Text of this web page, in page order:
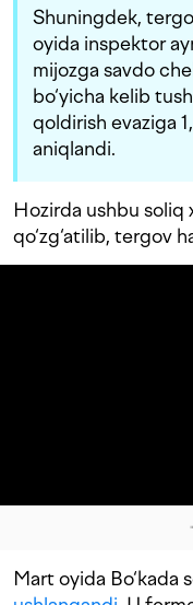
Shuningdek,
oyida inspektor
mijozga savdo
bo‘yicha kelib
qoldirish evaziga
aniqlandi.
Hozirda ushbu soliq
qo‘zg‘atilib, tergov
Mart oyida Bo‘kada